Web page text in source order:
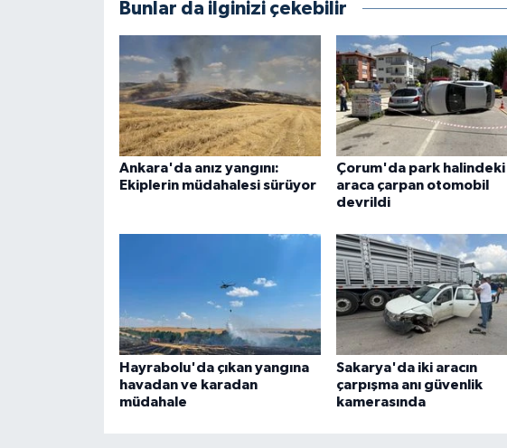
Bunlar da ilginizi çekebilir
Ankara'da anız yangını:
Ekiplerin müdahalesi sürüyor
Çorum'da park halindeki
araca çarpan otomobil
devrildi
Hayrabolu'da çıkan yangına
havadan ve karadan
müdahale
Sakarya'da iki aracın
çarpışma anı güvenlik
kamerasında